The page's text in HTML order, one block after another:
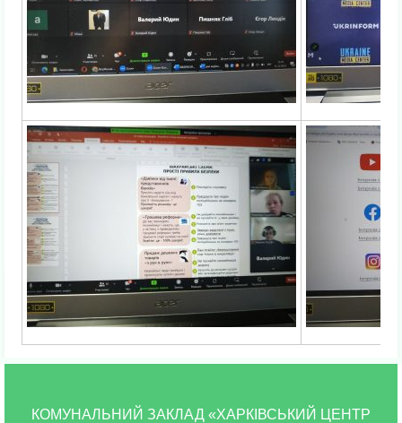
КОМУНАЛЬНИЙ ЗАКЛАД «ХАРКІВСЬКИЙ ЦЕНТР